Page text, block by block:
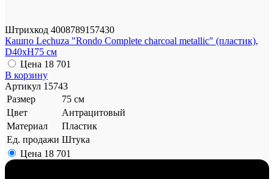
Штрихкод 4008789157430
Кашпо Lechuza "Rondo Complete charcoal metallic" (пластик),
D40xH75 см
Цена 18 701
В корзину
Артикул 15743
Размер
75 см
Цвет
Антрацитовый
Материал
Пластик
Ед. продажи Штука
Цена 18 701